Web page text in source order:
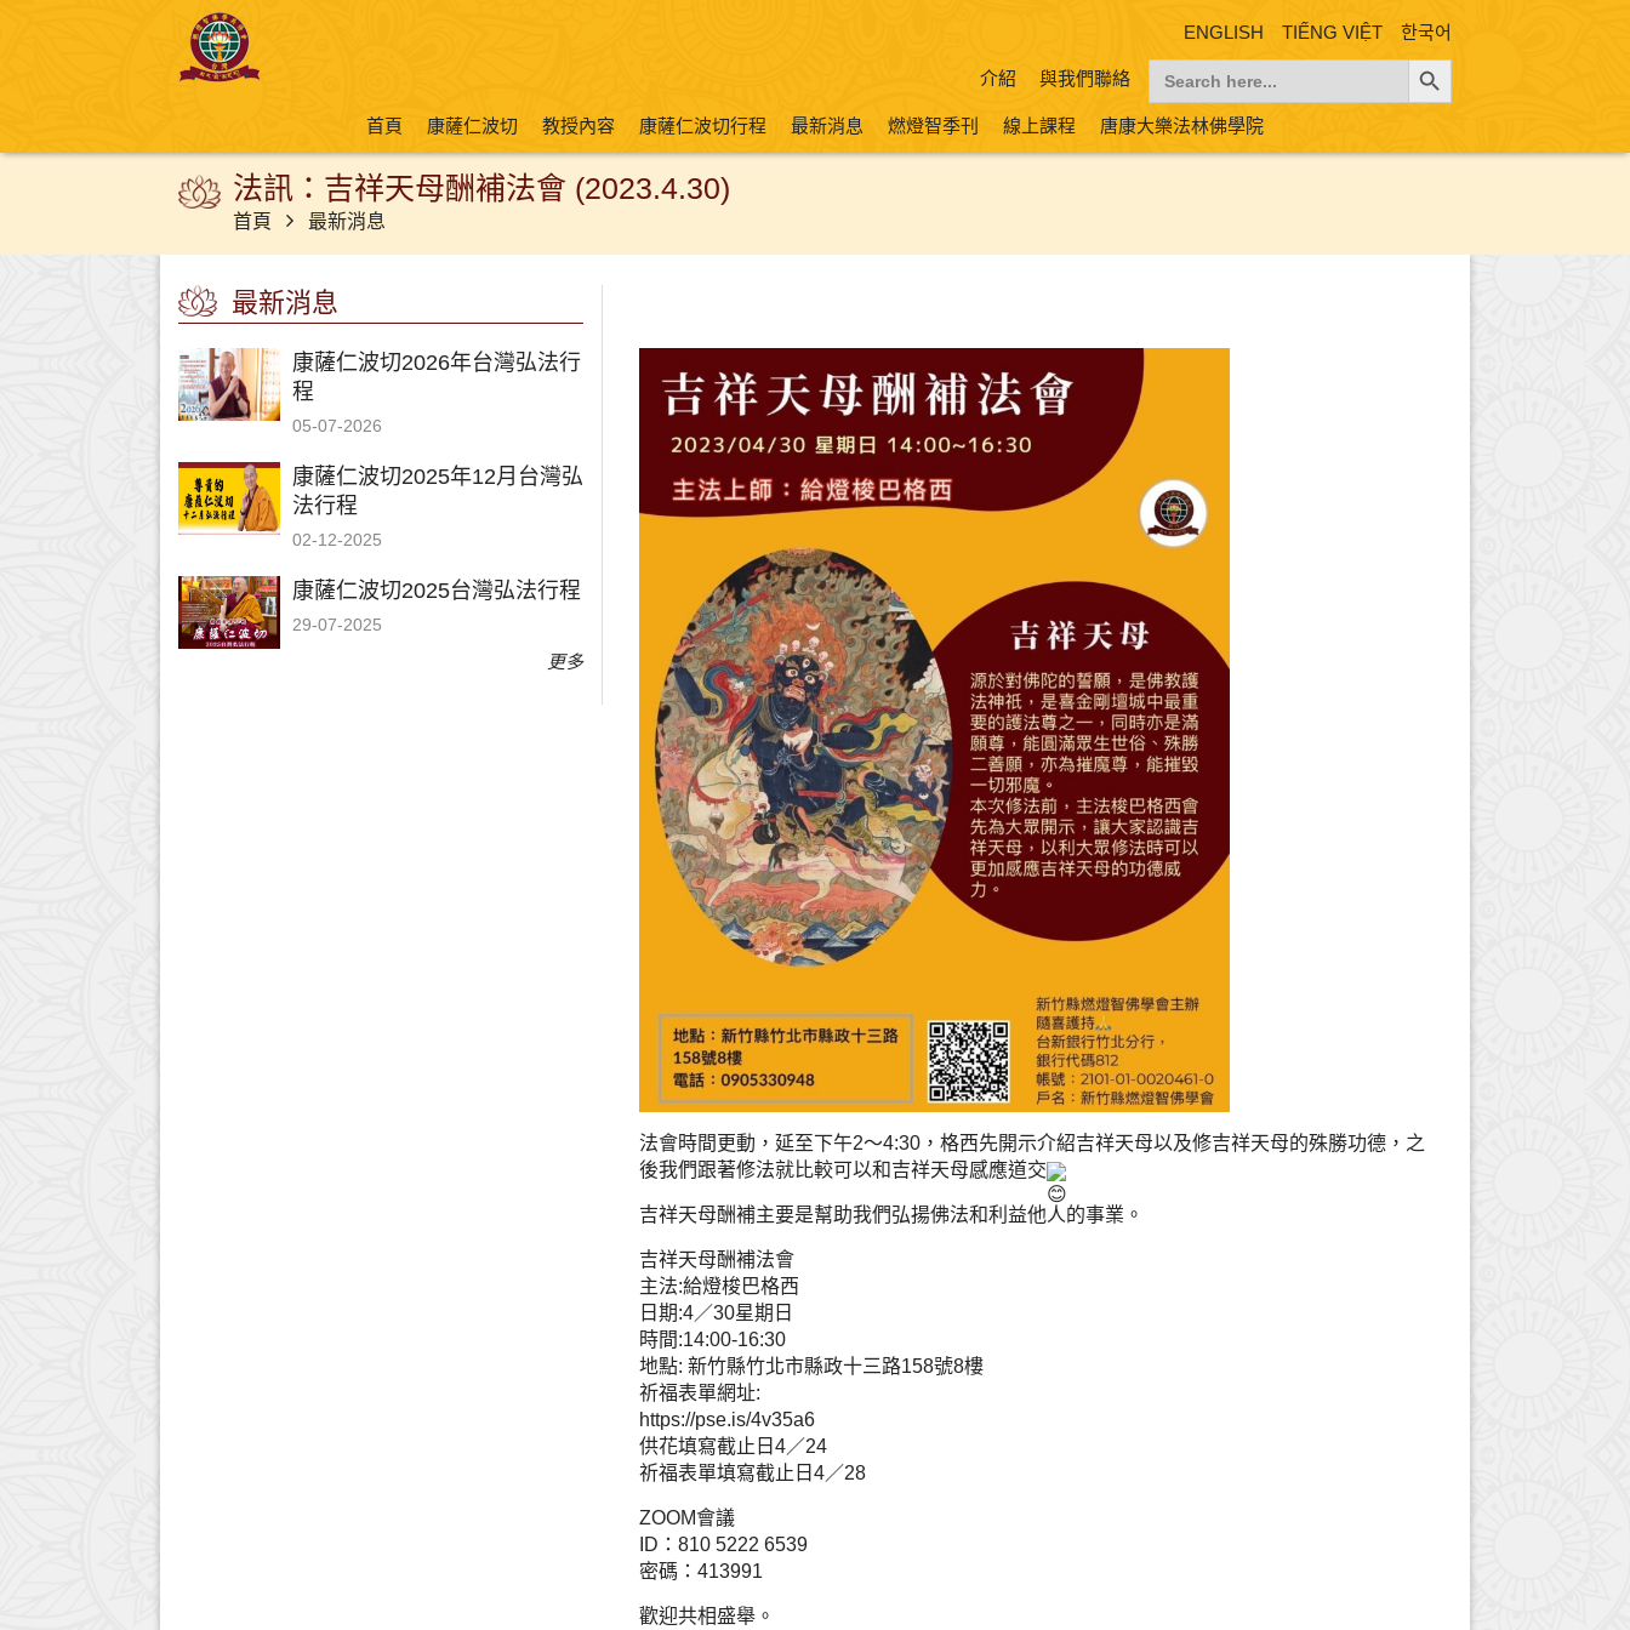
ENGLISH TIẾNG VIỆT 한국어
for:
Search Button
介紹 與我們聯絡
首頁 康薩仁波切 教授內容 康薩仁波切行程 最新消息 燃燈智季刊 線上課程 唐康大樂法林佛學院
法訊：吉祥天母酬補法會 (2023.4.30)
首頁 最新消息
法會時間更動，延至下午2～4:30，格西先開示介紹吉祥天母以及修吉祥天母的殊勝功德，之
後我們跟著修法就比較可以和吉祥天母感應道交
吉祥天母酬補主要是幫助我們弘揚佛法和利益他人的事業。
吉祥天母酬補法會
主法:給燈梭巴格西
日期:4／30星期日
時間:14:00-16:30
地點: 新竹縣竹北市縣政十三路158號8樓
祈福表單網址:
https://pse.is/4v35a6
供花填寫截止日4／24
祈福表單填寫截止日4／28
ZOOM會議
ID：810 5222 6539
密碼：413991
歡迎共相盛舉。
最新消息
康薩仁波切2026年台灣弘法行
程
05-07-2026
康薩仁波切2025年12月台灣弘
法行程
02-12-2025
康薩仁波切2025台灣弘法行程
29-07-2025
更多